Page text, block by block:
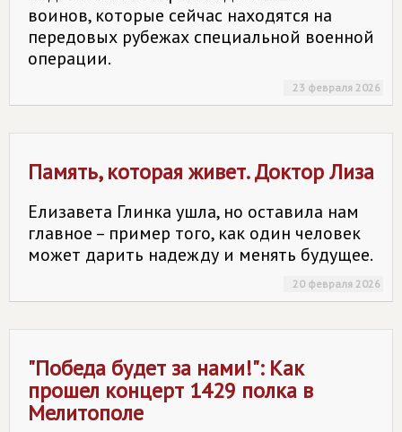
воинов, которые сейчас находятся на
передовых рубежах специальной военной
операции.
23 февраля 2026
Память, которая живет. Доктор Лиза
Елизавета Глинка ушла, но оставила нам
главное – пример того, как один человек
может дарить надежду и менять будущее.
20 февраля 2026
"Победа будет за нами!": Как
прошел концерт 1429 полка в
Мелитополе